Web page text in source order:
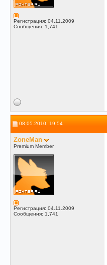
Регистрация: 04.11.2009
Сообщения: 1,741
08.05.2010, 19:54
ZoneMan
Premium Member
Регистрация: 04.11.2009
Сообщения: 1,741